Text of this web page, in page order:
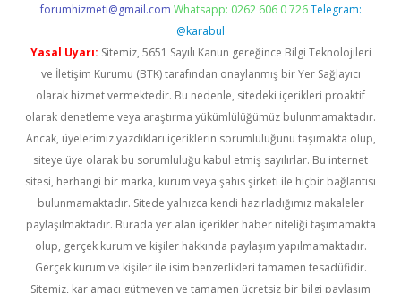
forumhizmeti@gmail.com Whatsapp: 0262 606 0 726 Telegram:
@karabul
Yasal Uyarı: Sitemiz, 5651 Sayılı Kanun gereğince Bilgi Teknolojileri
ve İletişim Kurumu (BTK) tarafından onaylanmış bir Yer Sağlayıcı
olarak hizmet vermektedir. Bu nedenle, sitedeki içerikleri proaktif
olarak denetleme veya araştırma yükümlülüğümüz bulunmamaktadır.
Ancak, üyelerimiz yazdıkları içeriklerin sorumluluğunu taşımakta olup,
siteye üye olarak bu sorumluluğu kabul etmiş sayılırlar. Bu internet
sitesi, herhangi bir marka, kurum veya şahıs şirketi ile hiçbir bağlantısı
bulunmamaktadır. Sitede yalnızca kendi hazırladığımız makaleler
paylaşılmaktadır. Burada yer alan içerikler haber niteliği taşımamakta
olup, gerçek kurum ve kişiler hakkında paylaşım yapılmamaktadır.
Gerçek kurum ve kişiler ile isim benzerlikleri tamamen tesadüfidir.
Sitemiz, kar amacı gütmeyen ve tamamen ücretsiz bir bilgi paylaşım